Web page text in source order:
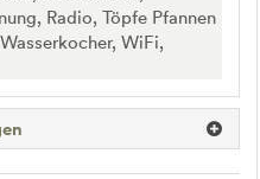
Radio, Töpfe Pfannen
WiFi,